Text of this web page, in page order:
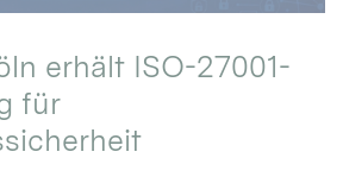
erhält ISO-27001-
für